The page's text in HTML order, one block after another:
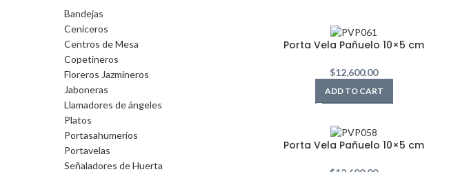
Bandejas
Ceniceros
Centros de Mesa
Copetineros
Floreros Jazmineros
Jaboneras
Llamadores de ángeles
Platos
Portasahumerios
Portavelas
Señaladores de Huerta
Porta Vela Pañuelo 10×5 cm
$12,600.00
ADD TO CART
Porta Vela Pañuelo 10×5 cm